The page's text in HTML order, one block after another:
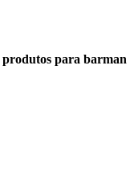
produtos para barman